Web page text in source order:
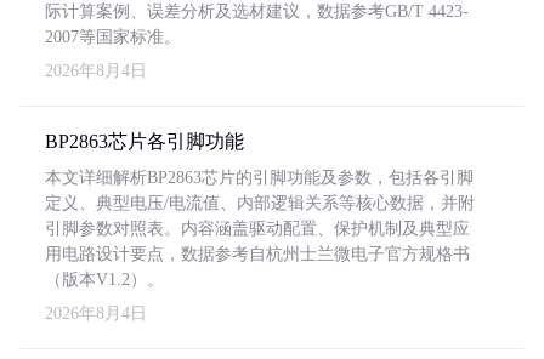
际计算案例、误差分析及选材建议，数据参考GB/T 4423-
2007等国家标准。
2026年8月4日
BP2863芯片各引脚功能
本文详细解析BP2863芯片的引脚功能及参数，包括各引脚
定义、典型电压/电流值、内部逻辑关系等核心数据，并附
引脚参数对照表。内容涵盖驱动配置、保护机制及典型应
用电路设计要点，数据参考自杭州士兰微电子官方规格书
（版本V1.2）。
2026年8月4日